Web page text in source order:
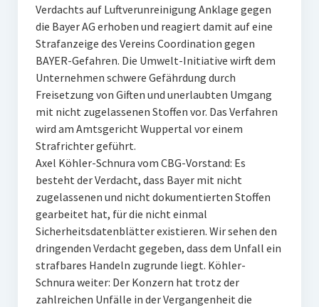
Verdachts auf Luftverunreinigung Anklage gegen
die Bayer AG erhoben und reagiert damit auf eine
Strafanzeige des Vereins Coordination gegen
BAYER-Gefahren. Die Umwelt-Initiative wirft dem
Unternehmen schwere Gefährdung durch
Freisetzung von Giften und unerlaubten Umgang
mit nicht zugelassenen Stoffen vor. Das Verfahren
wird am Amtsgericht Wuppertal vor einem
Strafrichter geführt.
Axel Köhler-Schnura vom CBG-Vorstand: Es
besteht der Verdacht, dass Bayer mit nicht
zugelassenen und nicht dokumentierten Stoffen
gearbeitet hat, für die nicht einmal
Sicherheitsdatenblätter existieren. Wir sehen den
dringenden Verdacht gegeben, dass dem Unfall ein
strafbares Handeln zugrunde liegt. Köhler-
Schnura weiter: Der Konzern hat trotz der
zahlreichen Unfälle in der Vergangenheit die